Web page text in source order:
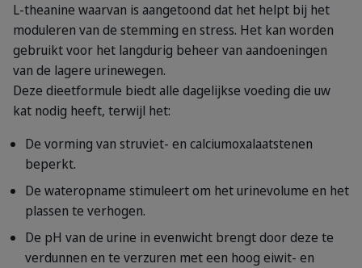
L-theanine waarvan is aangetoond dat het helpt bij het
moduleren van de stemming en stress. Het kan worden
gebruikt voor het langdurig beheer van aandoeningen
van de lagere urinewegen.
Deze dieetformule biedt alle dagelijkse voeding die uw
kat nodig heeft, terwijl het:
De vorming van struviet- en calciumoxalaatstenen
beperkt.
De wateropname stimuleert om het urinevolume en het
plassen te verhogen.
De pH van de urine in evenwicht brengt door deze te
verdunnen en te verzuren met een hoog eiwit- en